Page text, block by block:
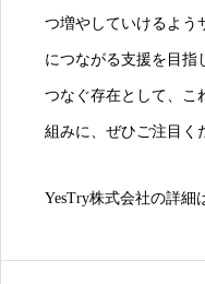
つ増やしていけるよう
につながる支援を目指
つなぐ存在として、こ
組みに、ぜひご注目く
YesTry株式会社の詳細